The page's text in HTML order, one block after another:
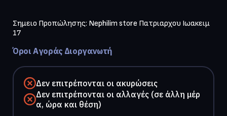
Σημειο Προπώλησης: Nephilim store Πατριαρχου Ιωακειμ
17
Όροι Αγοράς Διοργανωτή
Δεν επιτρέπονται οι ακυρώσεις
Δεν επιτρέπονται οι αλλαγές (σε άλλη μέρ
α, ώρα και θέση)